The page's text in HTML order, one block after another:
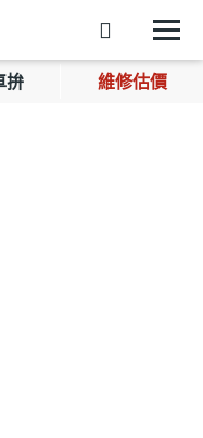
拚 維修估價